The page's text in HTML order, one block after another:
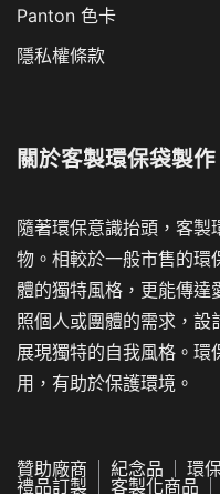
Panton 色卡
隱私權條款
關於客製環保袋製作
隨著環保意識抬頭，客製
物。相較於一般市售的環
體的獨特風格，更能傳達
照個人或團體的需求，設
展現獨特的自我風格。環
用，有助於保護環境。
贊助廠商 紀念品 環
禮品訂製
客製化商品